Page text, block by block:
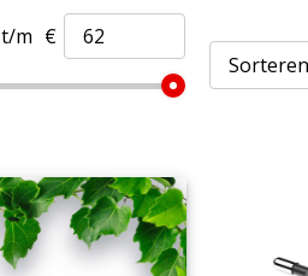
t/m €